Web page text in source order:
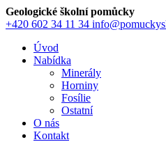
Geologické školní pomůcky
+420 602 34 11 34
Úvod
Nabídka
Minerály
Horniny
Fosílie
Ostatní
O nás
Kontakt